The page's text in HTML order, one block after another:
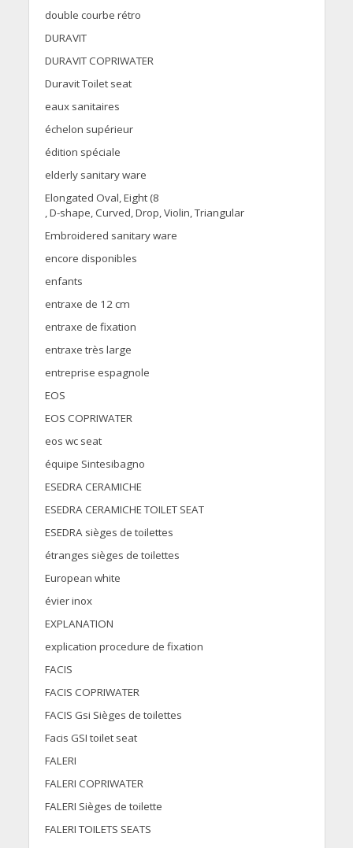
double courbe rétro
DURAVIT
DURAVIT COPRIWATER
Duravit Toilet seat
eaux sanitaires
échelon supérieur
édition spéciale
elderly sanitary ware
Elongated Oval, Eight (8
, D-shape, Curved, Drop, Violin, Triangular
Embroidered sanitary ware
encore disponibles
enfants
entraxe de 12 cm
entraxe de fixation
entraxe très large
entreprise espagnole
EOS
EOS COPRIWATER
eos wc seat
équipe Sintesibagno
ESEDRA CERAMICHE
ESEDRA CERAMICHE TOILET SEAT
ESEDRA sièges de toilettes
étranges sièges de toilettes
European white
évier inox
EXPLANATION
explication procedure de fixation
FACIS
FACIS COPRIWATER
FACIS Gsi Sièges de toilettes
Facis GSI toilet seat
FALERI
FALERI COPRIWATER
FALERI Sièges de toilette
FALERI TOILETS SEATS